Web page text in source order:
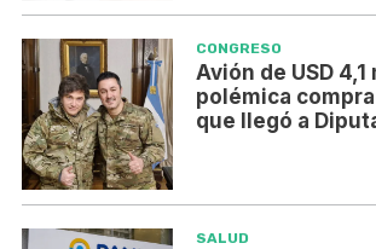
CONGRESO
Avión de USD
polémica
que llegó a
SALUD